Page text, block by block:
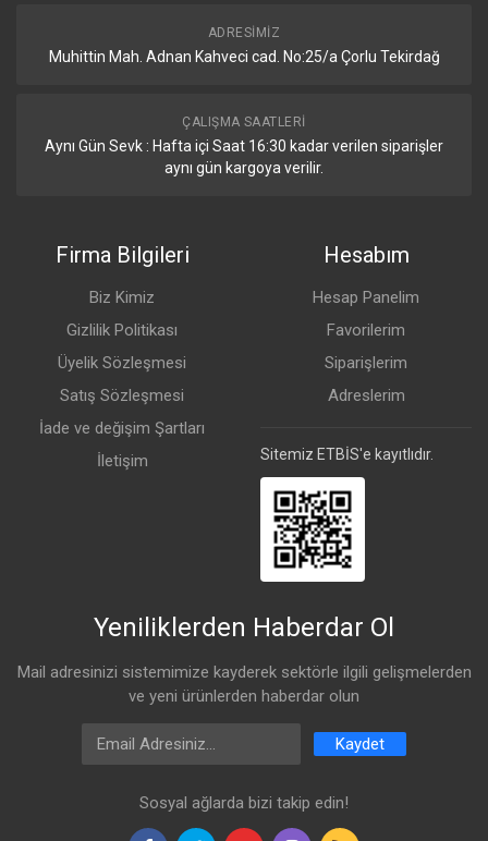
ADRESIMIZ
Muhittin Mah. Adnan Kahveci cad. No:25/a Çorlu Tekirdağ
ÇALIŞMA SAATLERI
Aynı Gün Sevk : Hafta içi Saat 16:30 kadar verilen siparişler
aynı gün kargoya verilir.
Firma Bilgileri
Biz Kimiz
Gizlilik Politikası
Üyelik Sözleşmesi
Satış Sözleşmesi
İade ve değişim Şartları
İletişim
Hesabım
Hesap Panelim
Favorilerim
Siparişlerim
Adreslerim
Sitemiz ETBİS'e kayıtlıdır.
Yeniliklerden Haberdar Ol
Mail adresinizi sistemimize kayderek sektörle ilgili gelişmelerden
ve yeni ürünlerden haberdar olun
Email Address
Kaydet
Sosyal ağlarda bizi takip edin!